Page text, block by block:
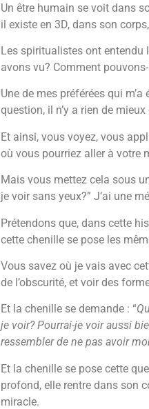
Un être humain se voit dans
il existe en 3D, dans son
Les spiritualistes ont entendu
avons vu? Comment
Une de mes préférées qui
question, il n’y a rien de
Et ainsi, vous voyez, vous
où vous pourriez aller à votre
Mais vous mettez cela sous
je voir sans yeux?” J’ai une
Prétendons que, dans cette
cette chenille se pose les
Vous savez où je vais avec
de l’obscurité, et voir des
Et la chenille se demande : “
je voir? Pourrai-je voir aussi
ressembler de ne pas avoir
Et la chenille se pose cette
profond, elle rentre dans son
miracle.